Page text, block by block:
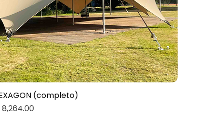
Quick View
(completo)